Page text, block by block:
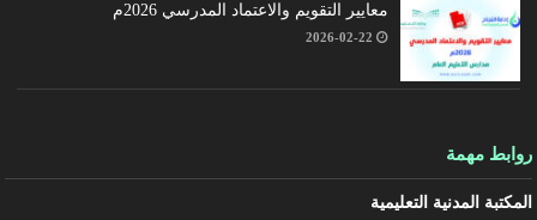
معايير التقويم والاعتماد المدرسي 2026م
2026-02-22
روابط مهمة
المكتبة المدنية التعليمية